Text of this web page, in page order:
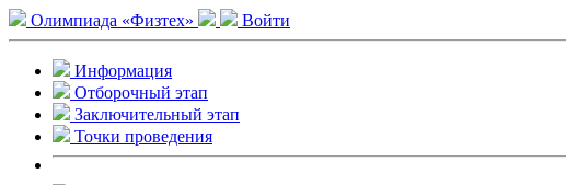
Олимпиада «Физтех» Войти
Информация
Отборочный этап
Заключительный этап
Точки проведения